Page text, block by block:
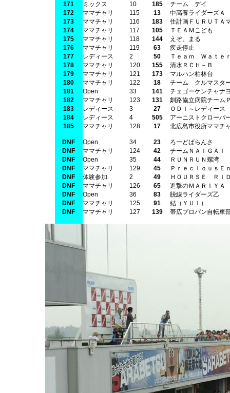
171
ミックス 10 185
チーム デイ
172
ママチャリ 115 13
中高養ライダーズＡ
173
ママチャリ 116 183
住計画ＦＵＲＵＴＡ
174
ママチャリ 117 105
ＴＥＡＭこども
175
ママチャリ 118 144
えぞ、まる
176
ママチャリ 119 63
疾走停止
177
レディース 2 50
Ｔｅａｍ Ｗａｔｅ
178
ママチャリ 120 155
清水ＲＣＨ－Ｂ
179
ママチャリ 121 173
マルハン柏林台
180
ママチャリ 122 18
チーム クルマスタ
181
Open 33 141
チェゴーケンチャナ
182
ママチャリ 123 131
釧路協立病院チーム
183
レディース 3 27
ＯＤＩ～レディース
184
レディース 4 505
アーニストクローバ
185
ママチャリ 128 17 北広島市役所ママチ
DNF Open 34 23
ろーどばらんさ
DNF
ママチャリ 124 42
チームＮＡＩＧＡＩ
DNF
Open 35 44
ＲＵＮＲＵＮ螺湾
DNF
ママチャリ 129 45
ＰｒｅｃｉｏｕｓＥ
DNF
体験参加 2 49
ＨＯＵＲＳＥ ＲＩ
DNF
ママチャリ 126 65
進撃のＭＡＲＩＹＡ
DNF
Open 36 83
脱線ライダーズ乙
DNF
ママチャリ 125 91
結（ＹＵＩ）
DNF
ママチャリ 127 139 帯広プロパン自転車